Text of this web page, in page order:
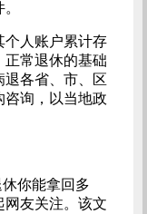
个人账户累计存
正常退休的基础
各省、市、区
咨询，以当地政
你能拿回多
网友关注。该文